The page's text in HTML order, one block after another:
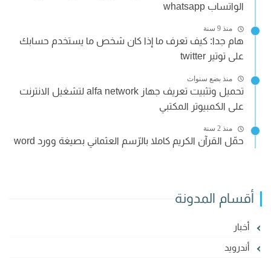
الواتساب whatsapp
منذ 9 سنة
هام جدا: كيف تعرف ما إذا كان شخص ما يستخدم حسابك
على توتير twitter
منذ بضع سنوات
تحميل وتثبيت تعريف جهاز alfa network لتشغيل الانترنت
على الكمبيوتر المكتبي
منذ 2 سنة
حمّل القرآن الكريم كاملا بالرّسم العثماني بصيغة وورد word
أقسام المدونة
أخبار
أندرويد